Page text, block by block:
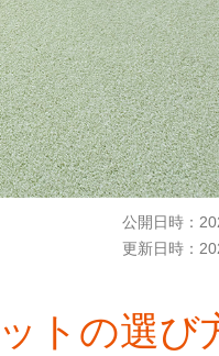
公開日時：
更新日時：
トの選び